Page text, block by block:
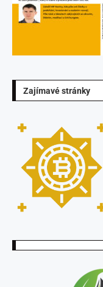
Zajímavé stránky